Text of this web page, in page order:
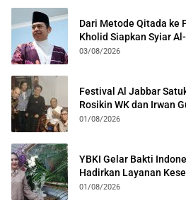
Dari Metode Qitada ke
Kholid Siapkan Syiar
03/08/2026
Festival Al Jabbar
Rosikin WK dan Irwan
Kolosal
01/08/2026
YBKI Gelar Bakti
Hadirkan Layanan
Kebangsaan
01/08/2026